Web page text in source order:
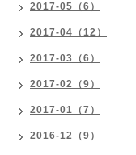
2017-05（6）
2017-04（12）
2017-03（6）
2017-02（9）
2017-01（7）
2016-12（9）